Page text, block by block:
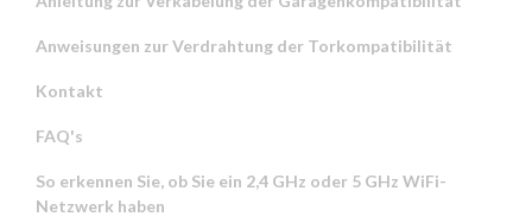
Anweisungen zur Verdrahtung der Torkompatibilität
Kontakt
FAQ's
So erkennen Sie, ob Sie ein 2,4 GHz oder 5 GHz WiFi-
Netzwerk haben